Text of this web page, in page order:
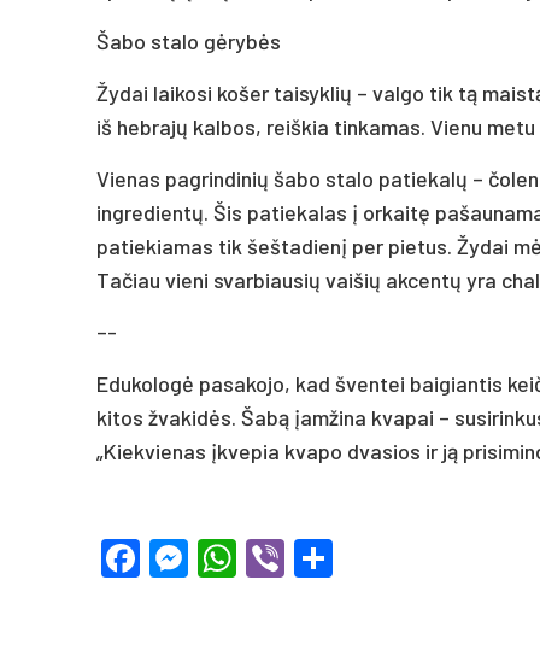
Šabo stalo gėrybės
Žydai laikosi košer taisyklių – valgo tik tą
iš hebrajų kalbos, reiškia tinkamas. Vienu
Vienas pagrindinių šabo stalo patiekalų –
ingredientų. Šis patiekalas į orkaitę
patiekiamas tik šeštadienį per pietus. Žydai
Tačiau vieni svarbiausių vaišių akcentų yra
–-
Edukologė pasakojo, kad šventei baigiantis
kitos žvakidės. Šabą įamžina kvapai –
„Kiekvienas įkvepia kvapo dvasios ir ją
Facebook
Messenger
WhatsApp
Viber